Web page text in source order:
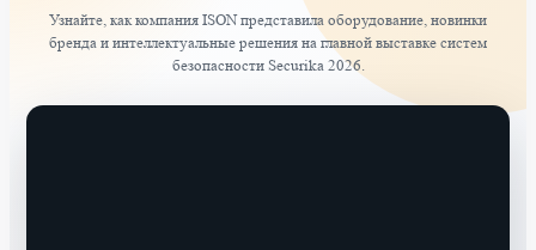
Узнайте, как компания ISON представила оборудование, новинки
бренда и интеллектуальные решения на главной выставке систем
безопасности Securika 2026.